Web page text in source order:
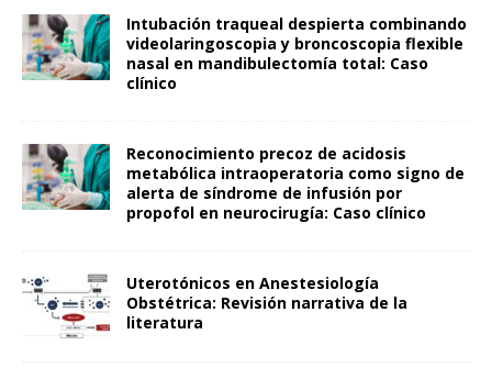
Intubación traqueal despierta combinando
videolaringoscopia y broncoscopia flexible
nasal en mandibulectomía total: Caso
clínico
Reconocimiento precoz de acidosis
metabólica intraoperatoria como signo de
alerta de síndrome de infusión por
propofol en neurocirugía: Caso clínico
Uterotónicos en Anestesiología
Obstétrica: Revisión narrativa de la
literatura